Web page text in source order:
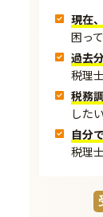
現在
困っ
過去
税理
税務
したい
自分
税理